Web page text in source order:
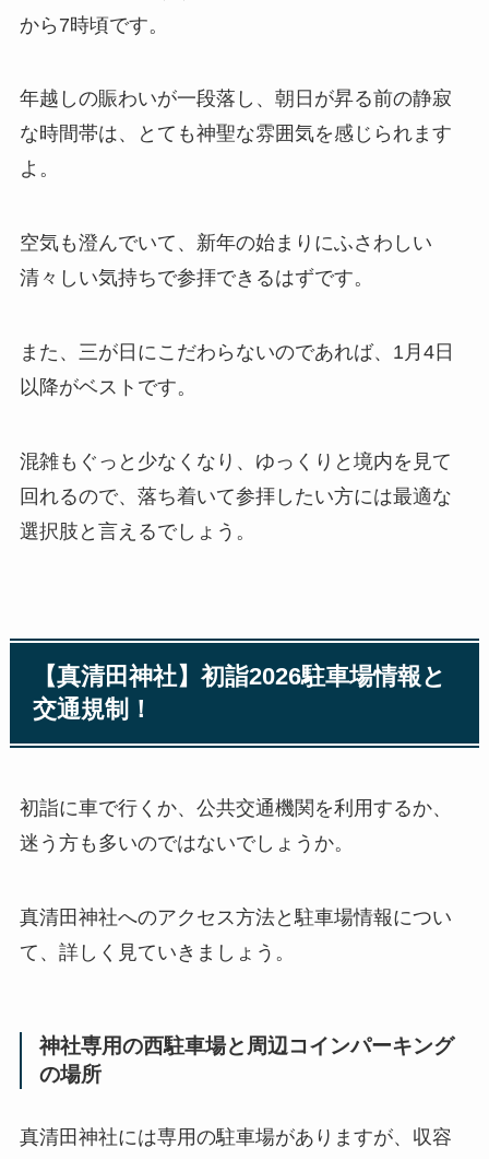
から7時頃です。
年越しの賑わいが一段落し、朝日が昇る前の静寂
な時間帯は、とても神聖な雰囲気を感じられます
よ。
空気も澄んでいて、新年の始まりにふさわしい
清々しい気持ちで参拝できるはずです。
また、三が日にこだわらないのであれば、1月4日
以降がベストです。
混雑もぐっと少なくなり、ゆっくりと境内を見て
回れるので、落ち着いて参拝したい方には最適な
選択肢と言えるでしょう。
【真清田神社】初詣2026駐車場情報と
交通規制！
初詣に車で行くか、公共交通機関を利用するか、
迷う方も多いのではないでしょうか。
真清田神社へのアクセス方法と駐車場情報につい
て、詳しく見ていきましょう。
神社専用の西駐車場と周辺コインパーキング
の場所
真清田神社には専用の駐車場がありますが、収容